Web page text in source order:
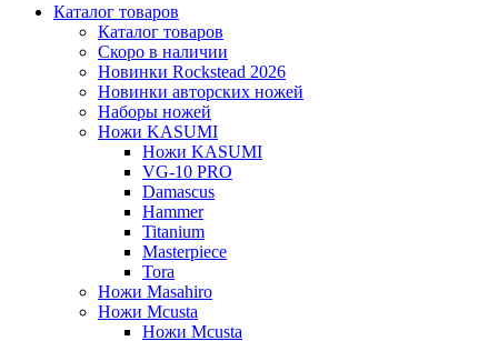
Каталог товаров
Каталог товаров
Скоро в наличии
Новинки Rockstead 2026
Новинки авторских ножей
Наборы ножей
Ножи KASUMI
Ножи KASUMI
VG-10 PRO
Damascus
Hammer
Titanium
Masterpiece
Tora
Ножи Masahiro
Ножи Mcusta
Ножи Mcusta